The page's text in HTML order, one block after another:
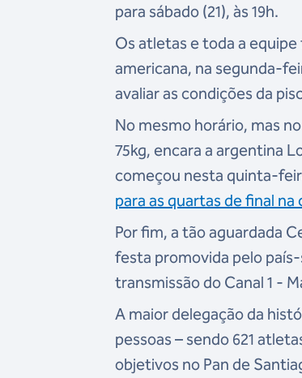
para sábado (21), às 19h.
Os atletas e toda a
americana, na segunda-
avaliar as condições da
No mesmo horário, mas
75kg, encara a argentina
começou nesta quinta-
para as quartas de final
Por fim, a tão aguardada
festa promovida pelo
transmissão do Canal 1 -
A maior delegação da
pessoas – sendo 621
objetivos no Pan de